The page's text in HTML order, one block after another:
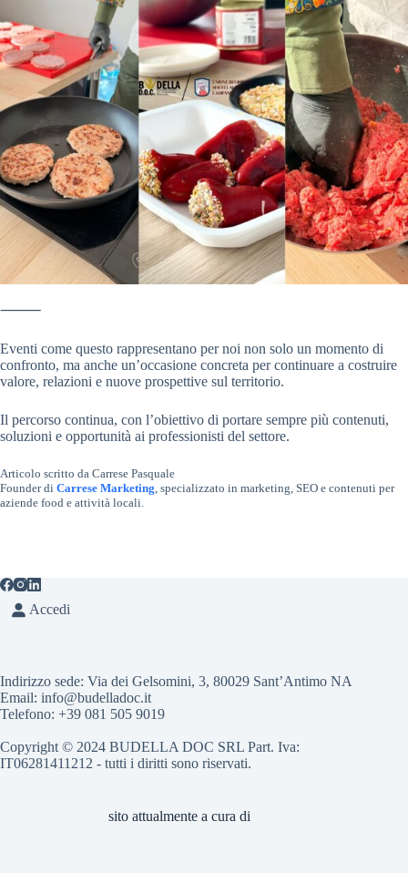
⸻
Eventi come questo rappresentano per noi non solo un momento di
confronto, ma anche un’occasione concreta per continuare a costruire
valore, relazioni e nuove prospettive sul territorio.
Il percorso continua, con l’obiettivo di portare sempre più contenuti,
soluzioni e opportunità ai professionisti del settore.
Articolo scritto da Carrese Pasquale
Founder di Carrese Marketing, specializzato in marketing, SEO e contenuti per
aziende food e attività locali.
Accedi
Indirizzo sede: Via dei Gelsomini, 3, 80029 Sant’Antimo NA
Email: info@budelladoc.it
Telefono: +39 081 505 9019
Copyright © 2024 BUDELLA DOC SRL Part. Iva:
IT06281411212 - tutti i diritti sono riservati.
sito attualmente a cura di